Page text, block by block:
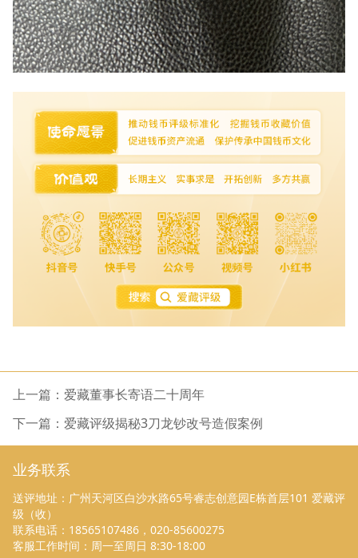
上一篇：爱藏董事长寄语二十周年
下一篇：爱藏评级揭秘3刀龙钞改号造假案例
业务联系
送评地址：广州天河区白沙水路65号睿志创意园E栋首层101 爱藏评
级（收）
联系电话：18565107486，020-85600275
客服工作时间：周一至周日 8:30-18:00